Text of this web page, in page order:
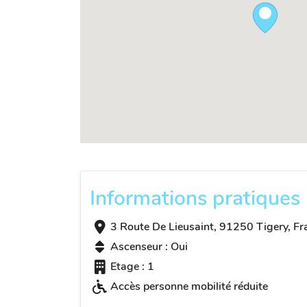
Informations pratiques
3 Route De Lieusaint, 91250 Tigery,
Ascenseur : Oui
Etage : 1
Accès personne mobilité réduite